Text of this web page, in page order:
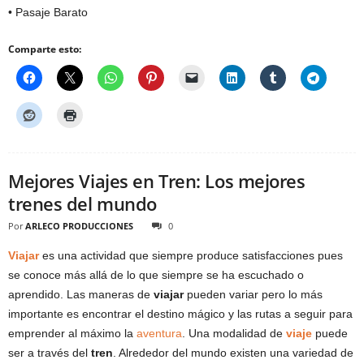
• Pasaje Barato
Comparte esto:
Mejores Viajes en Tren: Los mejores
trenes del mundo
Por ARLECO PRODUCCIONES 0
Viajares una actividad que siempre produce satisfacciones pues
se conoce más allá de lo que siempre se ha escuchado o
aprendido. Las maneras de viajarpueden variar pero lo más
importante es encontrar el destino mágico y las rutas a seguir para
emprender al máximo la aventura . Una modalidad de viaje puede
ser a través del tren . Alrededor del mundo existen una variedad de